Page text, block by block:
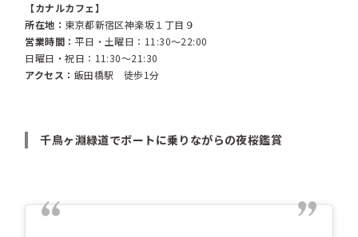
【カナルカフェ】
所在地： 東京都新宿区神楽坂１丁目９
営業時間： 平日・土曜日：11:30～22:00
日曜日・祝日：11:30～21:30
アクセス： 飯田橋駅 徒歩1分
千鳥ヶ淵緑道でボートに乗りながらの夜桜鑑賞